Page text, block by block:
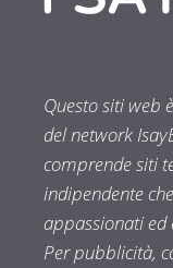
Questo siti web è
del network
comprende siti
indipendente
appassionati ed
Per pubblicità,